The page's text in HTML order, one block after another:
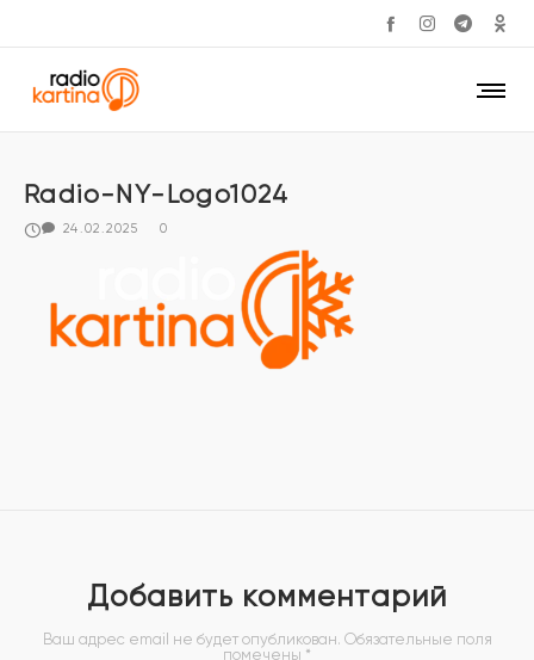
Radio-NY-Logo1024
24.02.2025 0
Добавить комментарий
Ваш адрес email не будет опубликован. Обязательные поля
помечены *